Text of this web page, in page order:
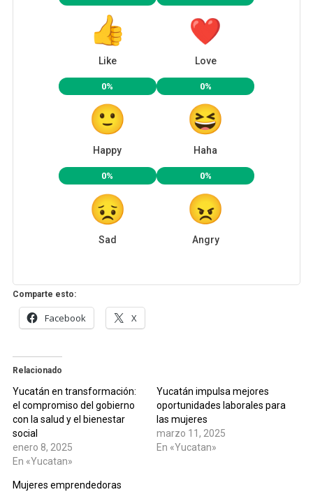
Like Love
0%
Happy
0%
Haha
0%
Sad
0%
Angry
Comparte esto:
Facebook X
Relacionado
Yucatán en transformación:
el compromiso del gobierno
con la salud y el bienestar
social
enero 8, 2025
En «Yucatan»
Yucatán impulsa mejores
oportunidades laborales para
las mujeres
marzo 11, 2025
En «Yucatan»
Mujeres emprendedoras